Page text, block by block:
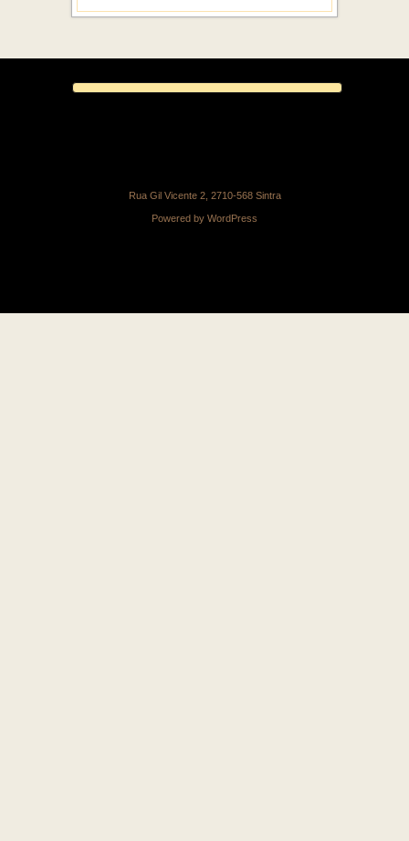
Rua Gil Vicente 2, 2710-568 Sintra
Powered by WordPress